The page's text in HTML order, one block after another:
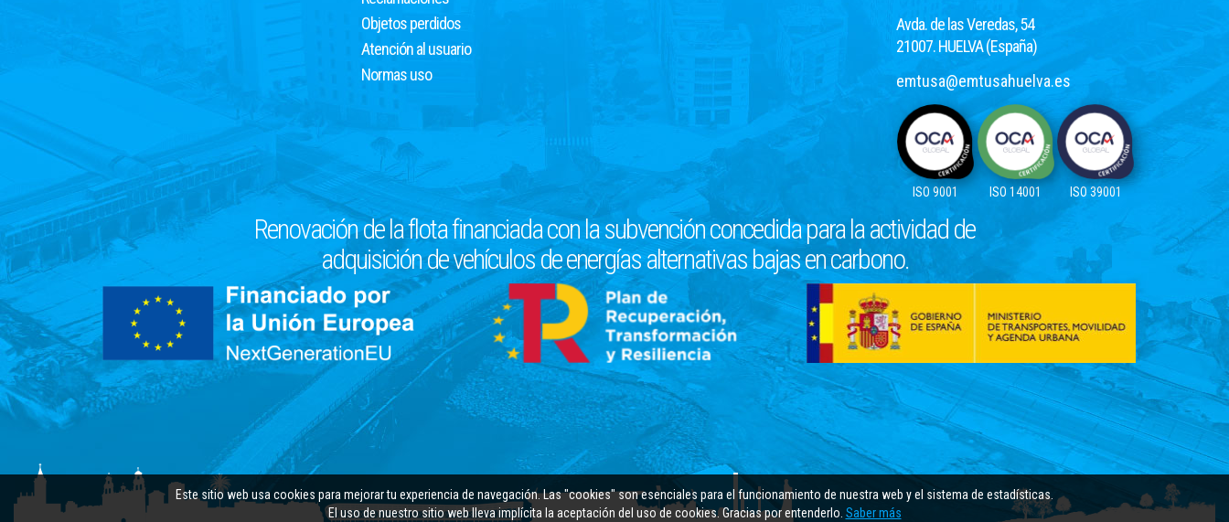
Este sitio web usa cookies para mejorar tu experiencia de navegación. Las "cookies" son esenciales para el funcionamiento de nuestra web y el sistema de estadísticas.
El uso de nuestro sitio web lleva implícita la aceptación del uso de cookies. Gracias por entenderlo. Saber más
Objetos perdidos
Atención al usuario
Normas uso
Avda. de las Veredas, 54
21007. HUELVA (España)
emtusa@emtusahuelva.es
ISO 9001 ISO 14001 ISO 39001
Renovación de la flota financiada con la subvención concedida para la actividad de
adquisición de vehículos de energías alternativas bajas en carbono.